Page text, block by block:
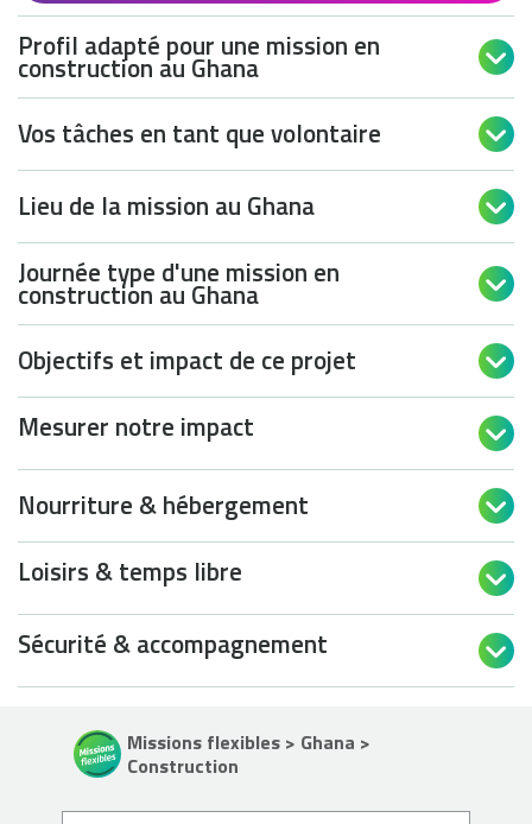
Profil adapté pour une mission en
construction au Ghana 
Vos tâches en tant que volontaire 
Lieu de la mission au Ghana 
Journée type d'une mission en
construction au Ghana 
Objectifs et impact de ce projet 
Mesurer notre impact 
Nourriture & hébergement 
Loisirs & temps libre 
Sécurité & accompagnement 
Missions flexibles > Ghana >
Construction